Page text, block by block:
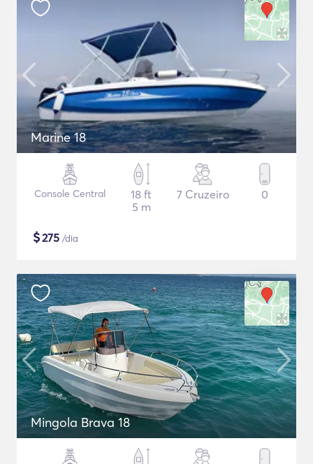
Marine 18
Console Central
18 ft
5 m
7 Cruzeiro 0
$275 /dia
Mingola Brava 18